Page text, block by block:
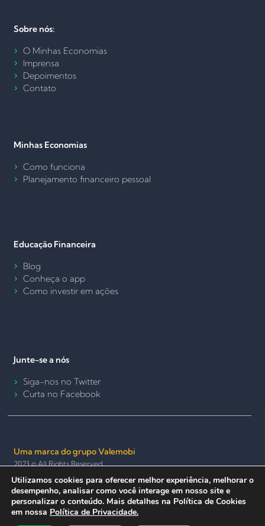
Sobre nós:
O Minhas Economias
Imprensa
Depoimentos
Contato
Minhas Economias
Como funciona
Planejamento financeiro pessoal
Educação Financeira
Blog
Conheça o app
Como investir em ações
Junte-se a nós
Siga-nos no Twitter
Curta no Facebook
Uma marca do grupo Valemobi
2023 © All Rights Reserved.
Termos de Uso e Política de PrivacidadePolítica de Cookies
Seguro e anônimo
Utilizamos cookies para oferecer melhor experiência, melhorar o
desempenho, analisar como você interage em nosso site e
personalizar o conteúdo. Mais detalhes na Política de Cookies
em nossa Política de Privacidade.